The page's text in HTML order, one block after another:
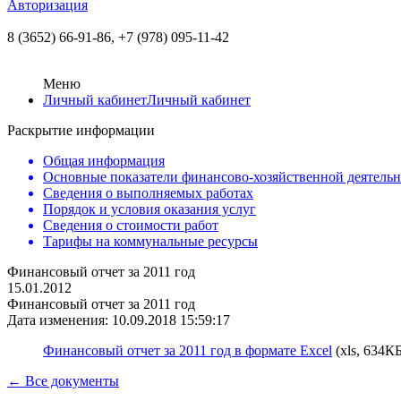
Авторизация
8 (3652) 66-91-86, +7 (978) 095-11-42
Меню
Личный кабинетЛичный кабинет
Раскрытие информации
Общая информация
Основные показатели финансово-хозяйственной
Сведения о выполняемых работах
Порядок и условия оказания услуг
Сведения о стоимости работ
Тарифы на коммунальные ресурсы
Финансовый отчет за 2011 год
15.01.2012
Финансовый отчет за 2011 год
Дата изменения: 10.09.2018 15:59:17
Финансовый отчет за 2011 год в формате Excel (xls,
← Все документы